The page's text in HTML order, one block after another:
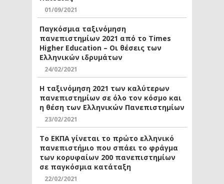
01/09/2021
Παγκόσμια ταξινόμηση
πανεπιστημίων 2021 από το Times
Higher Education – Οι θέσεις των
Ελληνικών ιδρυμάτων
24/02/2021
Η ταξινόμηση 2021 των καλύτερων
πανεπιστημίων σε όλο τον κόσμο και
η θέση των Ελληνικών Πανεπιστημίων
23/02/2021
Το ΕΚΠΑ γίνεται το πρώτο ελληνικό
πανεπιστήμιο που σπάει το φράγμα
των κορυφαίων 200 πανεπιστημίων
σε παγκόσμια κατάταξη
22/02/2021